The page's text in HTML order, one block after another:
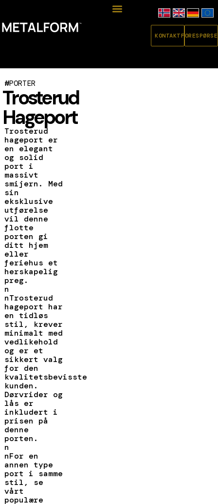
KONTAKT
#PORTER
Trosterud
Hageport
Trosterud
hageport er
en elegant
og solid
port i
massivt
smijern. Med
sin
eksklusive
utførelse
vil denne
flotte
porten gi
ditt hjem
eller
feriehus et
herskapelig
preg.
n
nTrosterud
hageport har
en tidløs
stil, krever
minimalt med
vedlikehold
og er et
sikkert valg
for den
kvalitetsbevisste
kunden.
Dørvrider og
lås er
inkludert i
prisen på
denne
porten.
n
nFor en
annen type
port i samme
stil, se
vårt
populære